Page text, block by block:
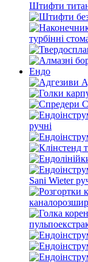
Штифти
турбінні
Ендо
ручні
Sani Wieter